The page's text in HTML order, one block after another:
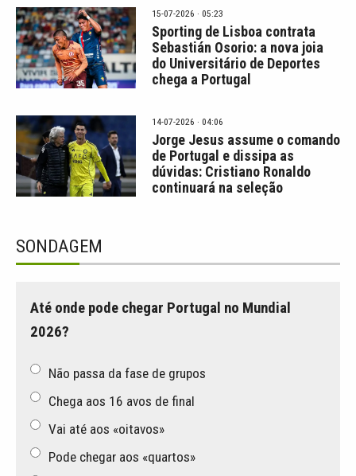
15-07-2026 · 05:23
Sporting de Lisboa contrata
Sebastián Osorio: a nova joia
do Universitário de Deportes
chega a Portugal
14-07-2026 · 04:06
Jorge Jesus assume o comando
de Portugal e dissipa as
dúvidas: Cristiano Ronaldo
continuará na seleção
SONDAGEM
Até onde pode chegar Portugal no Mundial
2026?
Não passa da fase de grupos
Chega aos 16 avos de final
Vai até aos «oitavos»
Pode chegar aos «quartos»